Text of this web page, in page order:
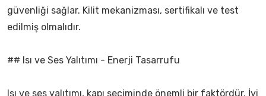
güvenliği sağlar. Kilit mekanizması, sertifikalı ve test
edilmiş olmalıdır.
## Isı ve Ses Yalıtımı - Enerji Tasarrufu
Isı ve ses yalıtımı, kapı seçiminde önemli bir faktördür. İyi